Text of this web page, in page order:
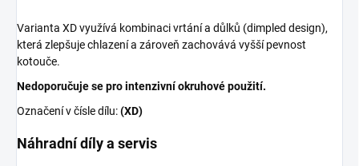
Varianta XD využívá kombinaci vrtání a důlků (dimpled design),
která zlepšuje chlazení a zároveň zachovává vyšší pevnost
kotouče.
Nedoporučuje se pro intenzivní okruhové použití.
Označení v čísle dílu:(XD)
Náhradní díly a servis